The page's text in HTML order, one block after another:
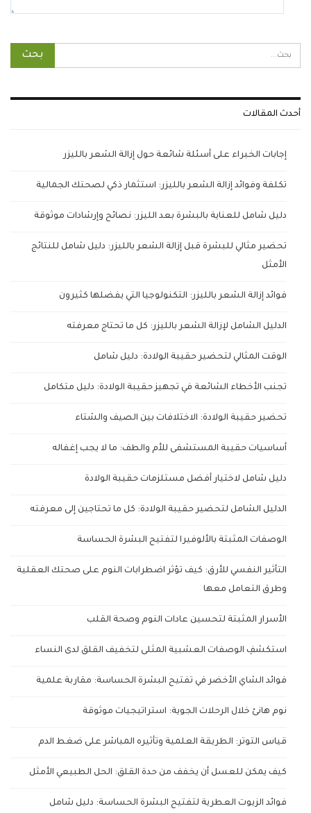
أحدث المقالات
إجابات الخبراء على أسئلة شائعة حول إزالة الشعر بالليزر
تكلفة وفوائد إزالة الشعر بالليزر: استثمار ذكي لصحتك الجمالية
دليل شامل للعناية بالبشرة بعد الليزر: نصائح وإرشادات موثوقة
تحضير مثالي للبشرة قبل إزالة الشعر بالليزر: دليل شامل للنتائج
الأمثل
فوائد إزالة الشعر بالليزر: التكنولوجيا التي يفضلها كثيرون
الدليل الشامل لإزالة الشعر بالليزر: كل ما تحتاج معرفته
الوقت المثالي لتحضير حقيبة الولادة: دليل شامل
تجنب الأخطاء الشائعة في تجهيز حقيبة الولادة: دليل متكامل
تحضير حقيبة الولادة: الاختلافات بين الصيف والشتاء
أساسيات حقيبة المستشفى للأم والطف: ما لا يجب إغفاله
دليل شامل لاختيار أفضل مستلزمات حقيبة الولادة
الدليل الشامل لتحضير حقيبة الولادة: كل ما تحتاجين إلى معرفته
الوصفات المثبتة بالألوفيرا لتفتيح البشرة الحساسة
التأثير النفسي للأرق: كيف تؤثر اضطرابات النوم على صحتك العقلية
وطرق التعامل معها
الأسرار المثبتة لتحسين عادات النوم وصحة القلب
استكشفِ الوصفات العشبية المثلى لتخفيف القلق لدى النساء
فوائد الشاي الأخضر في تفتيح البشرة الحساسة: مقاربة علمية
نوم هانئ خلال الرحلات الجوية: استراتيجيات موثوقة
قياس التوتر: الطريقة العلمية وتأثيره المباشر على ضغط الدم
كيف يمكن للعسل أن يخفف من حدة القلق: الحل الطبيعي الأمثل
فوائد الزيوت العطرية لتفتيح البشرة الحساسة: دليل شامل